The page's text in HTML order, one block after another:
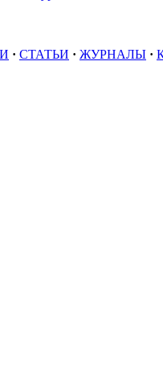
· СТАТЬИ · ЖУРНАЛЫ ·